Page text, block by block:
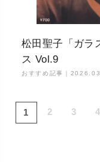
松田聖子「ガラ
ス Vol.9
おすすめ記事｜
1 2 3 4